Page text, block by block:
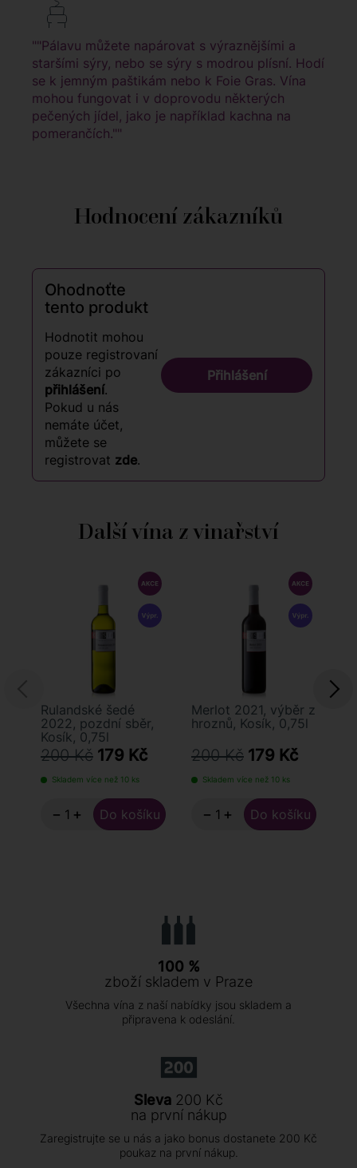
""Pálavu můžete napárovat s výraznějšími a
staršími sýry, nebo se sýry s modrou plísní. Hodí
se k jemným paštikám nebo k Foie Gras. Vína
mohou fungovat i v doprovodu některých
pečených jídel, jako je například kachna na
pomerančích.""
Hodnocení zákazníků
Ohodnoťte
tento produkt
Hodnotit mohou
pouze registrovaní
zákazníci po
přihlášení.
Pokud u nás
nemáte účet,
můžete se
registrovat zde.
Přihlášení
Další vína z vinařství
Rulandské šedé
2022, pozdní sběr,
Kosík, 0,75l
200 Kč 179 Kč
Skladem více než 10 ks
− +
Merlot 2021, výběr z
hroznů, Kosík, 0,75l
200 Kč 179 Kč
Skladem více než 10 ks
− +
100 %
zboží skladem v Praze
Všechna vína z naší nabídky jsou skladem a
připravena k odeslání.
Sleva 200 Kč
na první nákup
Zaregistrujte se u nás a jako bonus dostanete 200 Kč
poukaz na první nákup.